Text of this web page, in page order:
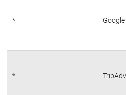
* Google
*